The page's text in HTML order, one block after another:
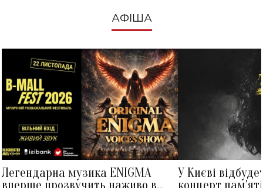
АФІША
Легендарна музика ENIGMA
вперше прозвучить наживо в
У Києві
концерт